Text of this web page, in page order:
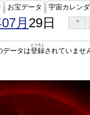
お宝データ 宇宙カレン
月 29日 >
データは登録
とうろく
されていませ